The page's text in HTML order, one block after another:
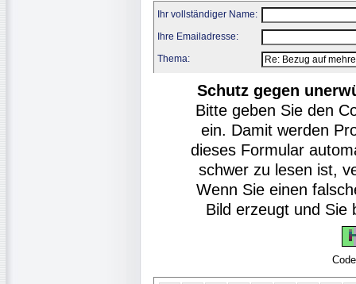
Ihr vollständiger Name:
Ihre Emailadresse:
Thema:
Schutz gegen
Bitte geben Sie den
ein. Damit werden
dieses Formular
schwer zu lesen ist,
Wenn Sie einen
Bild erzeugt und Sie